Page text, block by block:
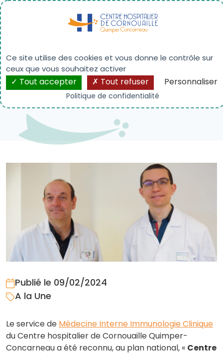
Médecine Interne et
Immunologie Clinique :
Labellisation nationale
Publié le 09/02/2024
A la Une
Le service de Médecine Interne Immunologie Clinique
du Centre hospitalier de Cornouaille Quimper-
Concarneau a été reconnu, au plan national, « Centre
Panneau de gestion des cookies
Ce site utilise des cookies et vous donne le contrôle sur
ceux que vous souhaitez activer
Tout accepter Tout refuser Personnaliser
Politique de confidentialité